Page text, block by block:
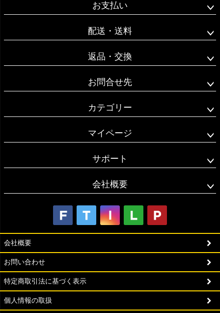
ップ
お支払い
配送・送料
返品・交換
お問合せ先
カテゴリー
マイページ
サポート
会社概要
会社概要
お問い合わせ
特定商取引法に基づく表示
個人情報の取扱